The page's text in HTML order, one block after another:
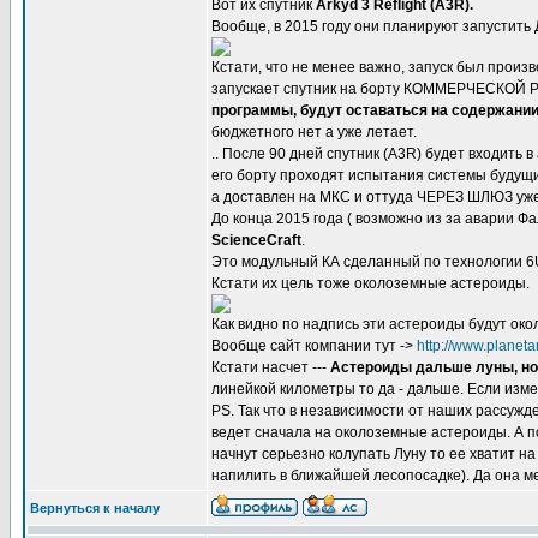
Вот их спутник Arkyd 3 Reflight (A3R).
Вообще, в 2015 году они планируют
Кстати, что не менее важно, запуск был
запускает спутник на борту КОММЕРЧЕСКОЙ
программы, будут оставаться на
бюджетного нет а уже летает.
.. После 90 дней спутник (A3R) будет входить
его борту проходят испытания системы
а доставлен на МКС и оттуда ЧЕРЕЗ ШЛЮЗ
До конца 2015 года ( возможно из за аварии
ScienceCraft.
Это модульный КА сделанный по технологии
Кстати их цель тоже околоземные астероиды.
Как видно по надпись эти астероиды будут
Вообще сайт компании тут -> http://
Кстати насчет --- Астероиды дальше луны, но
линейкой километры то да - дальше. Если
PS. Так что в независимости от наших
ведет сначала на околоземные астероиды.
начнут серьезно колупать Луну то ее хватит
напилить в ближайшей лесопосадке). Да она
Вернуться к началу